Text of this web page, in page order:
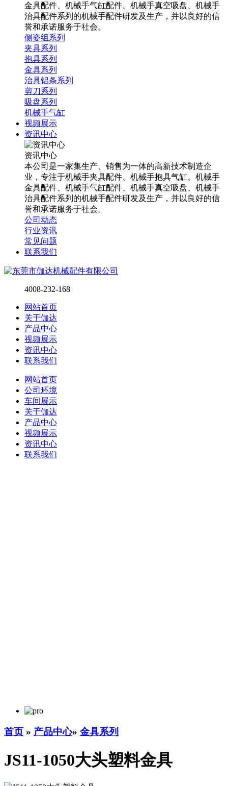
金具配件、机械手气缸配件、机械手真空吸盘、机械手
治具配件系列的机械手配件研发及生产，并以良好的信
誉和承诺服务于社会。
侧姿组系列
夹具系列
抱具系列
金具系列
治具铝条系列
剪刀系列
吸盘系列
机械手气缸
视频展示
资讯中心
资讯中心
本公司是一家集生产、销售为一体的高新技术制造企
业，专注于机械手夹具配件、机械手抱具气缸、机械手
金具配件、机械手气缸配件、机械手真空吸盘、机械手
治具配件系列的机械手配件研发及生产，并以良好的信
誉和承诺服务于社会。
公司动态
行业资讯
常见问题
联系我们
4008-232-168
网站首页
关于伽达
产品中心
视频展示
资讯中心
联系我们
网站首页
公司环境
车间展示
关于伽达
产品中心
视频展示
资讯中心
联系我们
首页 » 产品中心» 金具系列
JS11-1050大头塑料金具